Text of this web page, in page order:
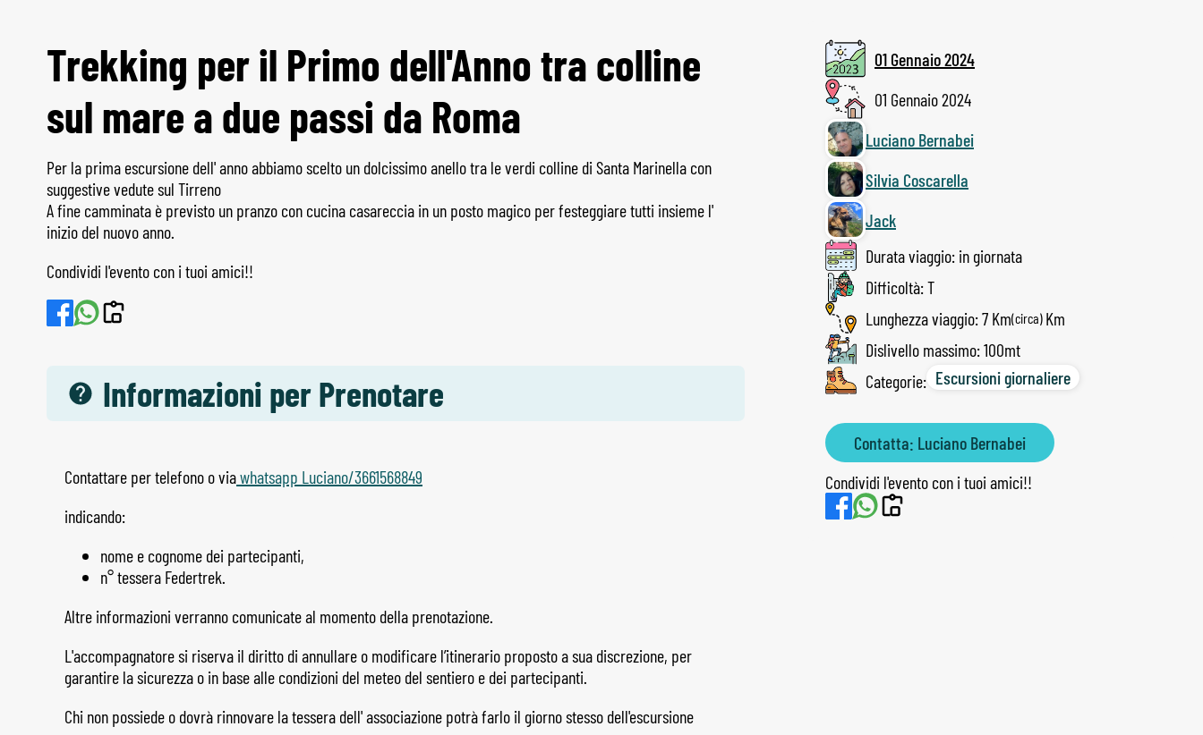
Trekking per il Primo dell'Anno tra colline
sul mare a due passi da Roma
Per la prima escursione dell' anno abbiamo scelto un dolcissimo anello tra le verdi colline di Santa Marinella con
suggestive vedute sul Tirreno
A fine camminata è previsto un pranzo con cucina casareccia in un posto magico per festeggiare tutti insieme l'
inizio del nuovo anno.
Condividi l'evento con i tuoi amici!!
Informazioni per Prenotare
Contattare per telefono o viawhatsapp Luciano/3661568849
indicando:
nome e cognome dei partecipanti,
n° tessera Federtrek.
Altre informazioni verranno comunicate al momento della prenotazione.
L'accompagnatore si riserva il diritto di annullare o modificare l’itinerario proposto a sua discrezione, per
garantire la sicurezza o in base alle condizioni del meteo del sentiero e dei partecipanti.
Chi non possiede o dovrà rinnovare la tessera dell' associazione potrà farlo il giorno stesso dell'escursione
01 Gennaio 2024
01 Gennaio 2024
Luciano Bernabei
Silvia Coscarella
Jack
Durata viaggio: in giornata
Difficoltà: T
Lunghezza viaggio: 7 Km(circa)
Dislivello massimo: 100mt
Categorie: Escursioni giornaliere
Contatta: Luciano Bernabei
Condividi l'evento con i tuoi amici!!